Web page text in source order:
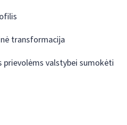
transformacija
prievolėms valstybei sumokėti